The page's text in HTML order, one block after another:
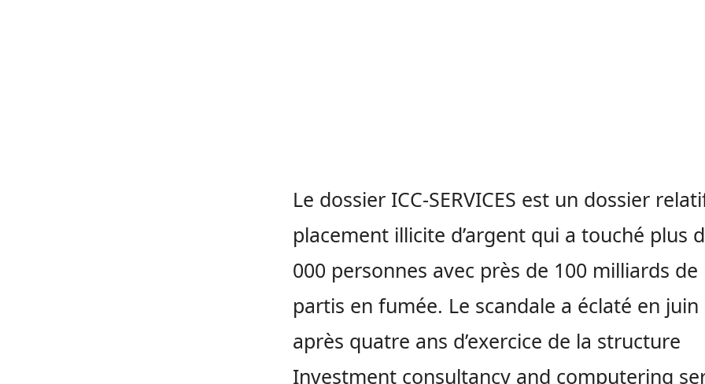
Le dossier ICC-SERVICES est un dossier
placement illicite d’argent qui a touché plus
000 personnes avec près de 100 milliards de
partis en fumée. Le scandale a éclaté en juin
après quatre ans d’exercice de la structure
Investment consultancy and computering